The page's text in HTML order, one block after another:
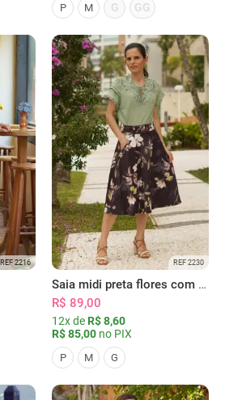
P M G GG
REF 2216 REF 2230
Saia midi preta flores com bolsos
R$ 89,00
12x de R$ 8,60
R$ 85,00 no PIX
P M G